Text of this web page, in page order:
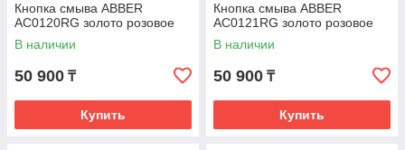
Кнопка смыва ABBER
AC0120RG золото розовое
В наличии
50 900 ₸
Купить
Кнопка смыва ABBER
AC0121RG золото розовое
В наличии
50 900 ₸
Купить